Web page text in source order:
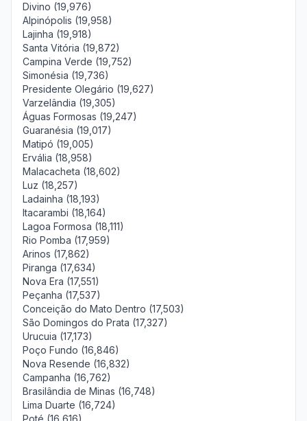
Divino (19,976)
Alpinópolis (19,958)
Lajinha (19,918)
Santa Vitória (19,872)
Campina Verde (19,752)
Simonésia (19,736)
Presidente Olegário (19,627)
Varzelândia (19,305)
Águas Formosas (19,247)
Guaranésia (19,017)
Matipó (19,005)
Ervália (18,958)
Malacacheta (18,602)
Luz (18,257)
Ladainha (18,193)
Itacarambi (18,164)
Lagoa Formosa (18,111)
Rio Pomba (17,959)
Arinos (17,862)
Piranga (17,634)
Nova Era (17,551)
Peçanha (17,537)
Conceição do Mato Dentro (17,503)
São Domingos do Prata (17,327)
Urucuia (17,173)
Poço Fundo (16,846)
Nova Resende (16,832)
Campanha (16,762)
Brasilândia de Minas (16,748)
Lima Duarte (16,724)
Poté (16,616)